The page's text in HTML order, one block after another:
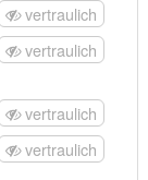
vertraulich
vertraulich
vertraulich
vertraulich